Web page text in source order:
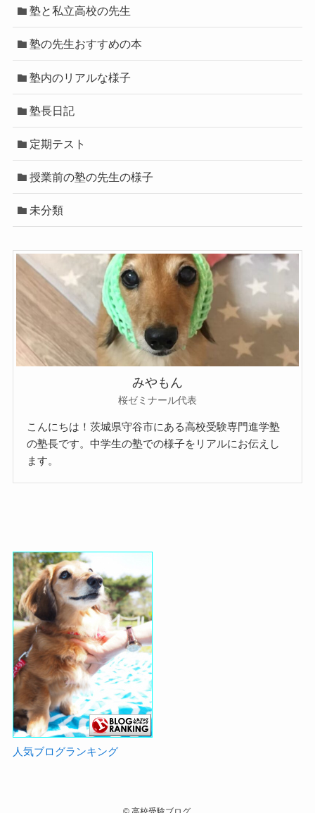
塾と私立高校の先生
塾の先生おすすめの本
塾内のリアルな様子
塾長日記
定期テスト
授業前の塾の先生の様子
未分類
みやもん
桜ゼミナール代表
こんにちは！茨城県守谷市にある高校受験専門進学塾
の塾長です。中学生の塾での様子をリアルにお伝えし
ます。
人気ブログランキング